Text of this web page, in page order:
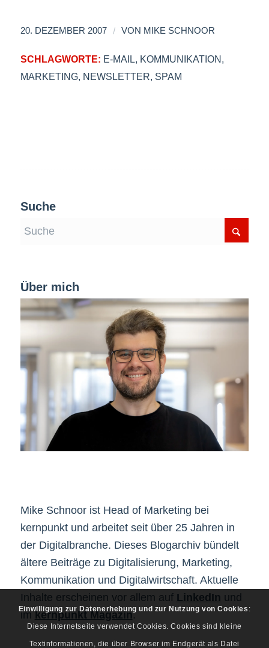
20. DEZEMBER 2007 / VON MIKE SCHNOOR
SCHLAGWORTE: E-MAIL, KOMMUNIKATION,
MARKETING, NEWSLETTER, SPAM
Suche
Über mich
Mike Schnoor ist Head of Marketing bei
kernpunkt und arbeitet seit über 25 Jahren in
der Digitalbranche. Dieses Blogarchiv bündelt
ältere Beiträge zu Digitalisierung, Marketing,
Kommunikation und Digitalwirtschaft. Aktuelle
Inhalte erscheinen vor allem auf LinkedIn und
imkernpunkt Magazin.
Einwilligung zur Datenerhebung und zur Nutzung von Cookies :
Diese Internetseite verwendet Cookies. Cookies sind kleine
Textinformationen, die über Browser im Endgerät als Datei